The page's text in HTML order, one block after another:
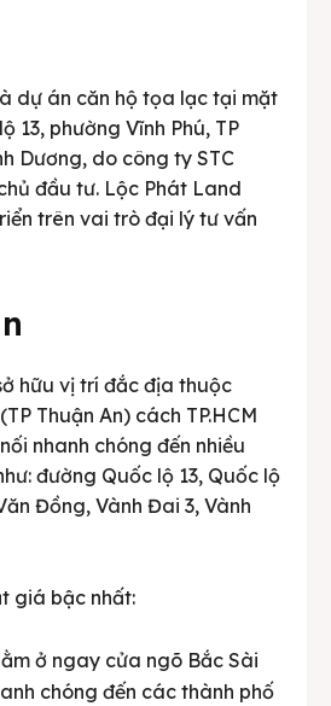
dự án căn hộ tọa lạc tại mặt
13, phường Vĩnh Phú, TP
Dương, do công ty STC
đầu tư. Lộc Phát Land
trên vai trò đại lý tư vấn
hữu vị trí đắc địa thuộc
Thuận An) cách TP.HCM
nhanh chóng đến nhiều
đường Quốc lộ 13, Quốc lộ
Đồng, Vành Đai 3, Vành
giá bậc nhất:
ở ngay cửa ngõ Bắc Sài
chóng đến các thành phố